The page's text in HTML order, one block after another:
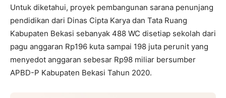
Untuk diketahui, proyek pembangunan sarana penunjang
pendidikan dari Dinas Cipta Karya dan Tata Ruang
Kabupaten Bekasi sebanyak 488 WC disetiap sekolah dari
pagu anggaran Rp196 kuta sampai 198 juta perunit yang
menyedot anggaran sebesar Rp98 miliar bersumber
APBD-P Kabupaten Bekasi Tahun 2020.